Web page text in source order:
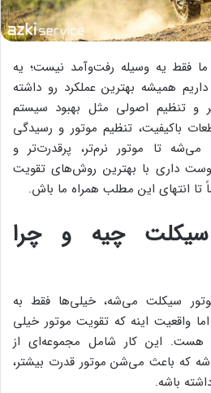
فقط یه وسیله رفت‌وآمد نیست؛ یه
همیشه بهترین عملکرد رو داشته
و تنظیم اصولی مثل بهبود سیستم
باکیفیت، تنظیم موتور و رسیدگی
تا موتور نرم‌تر، پرقدرت‌تر و
داری با بهترین روش‌های تقویت
تا انتهای این مطلب همراه ما باش.
سیکلت چیه و چرا
سیکلت می‌شه، خیلی‌ها فقط به
واقعیت اینه که تقویت موتور خیلی
هست. این کار شامل مجموعه‌ای از
که باعث می‌شن موتور قدرت بیشتر،
باشه.